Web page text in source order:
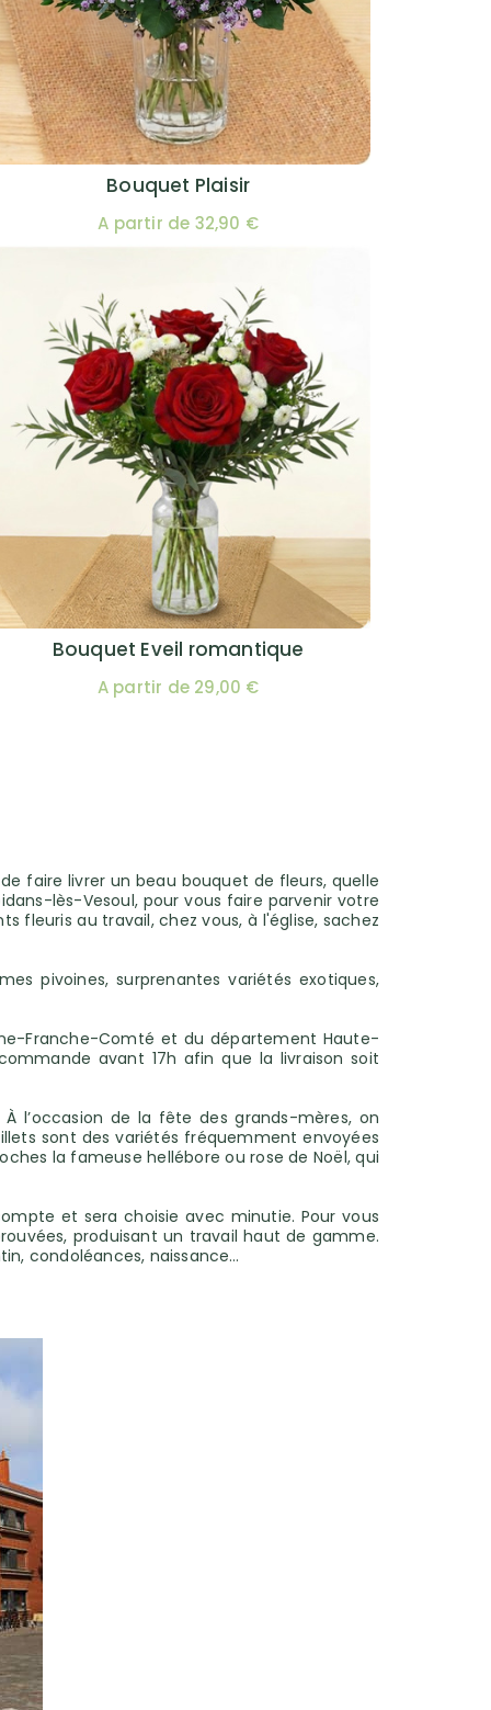
Bouquet Plaisir
A partir de 32,90 €
Bouquet Eveil romantique
A partir de 29,00 €
faire livrer un beau bouquet de fleurs, quelle
lès-Vesoul, pour vous faire parvenir votre
fleuris au travail, chez vous, à l'église, sachez
pivoines, surprenantes variétés exotiques,
Franche-Comté et du département Haute-
avant 17h afin que la livraison soit
l’occasion de la fête des grands-mères, on
sont des variétés fréquemment envoyées
la fameuse hellébore ou rose de Noël, qui
et sera choisie avec minutie. Pour vous
produisant un travail haut de gamme.
condoléances, naissance…